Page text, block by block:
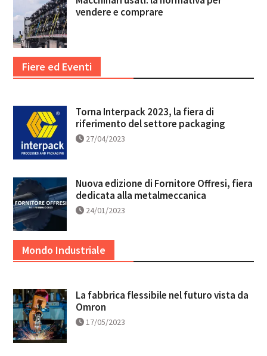
vendere e comprare
Fiere ed Eventi
Torna Interpack 2023, la fiera di
riferimento del settore packaging
27/04/2023
Nuova edizione di Fornitore Offresi, fiera
dedicata alla metalmeccanica
24/01/2023
Mondo Industriale
La fabbrica flessibile nel futuro vista da
Omron
17/05/2023